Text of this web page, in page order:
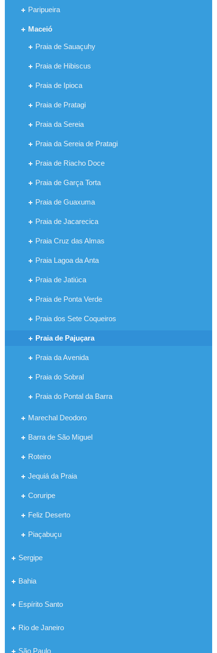
Paripueira
Maceió
Praia de Sauaçuhy
Praia de Hibiscus
Praia de Ipioca
Praia de Pratagi
Praia da Sereia
Praia da Sereia de Pratagi
Praia de Riacho Doce
Praia de Garça Torta
Praia de Guaxuma
Praia de Jacarecica
Praia Cruz das Almas
Praia Lagoa da Anta
Praia de Jatiúca
Praia de Ponta Verde
Praia dos Sete Coqueiros
Praia de Pajuçara
Praia da Avenida
Praia do Sobral
Praia do Pontal da Barra
Marechal Deodoro
Barra de São Miguel
Roteiro
Jequiá da Praia
Coruripe
Feliz Deserto
Piaçabuçu
Sergipe
Bahia
Espírito Santo
Rio de Janeiro
São Paulo